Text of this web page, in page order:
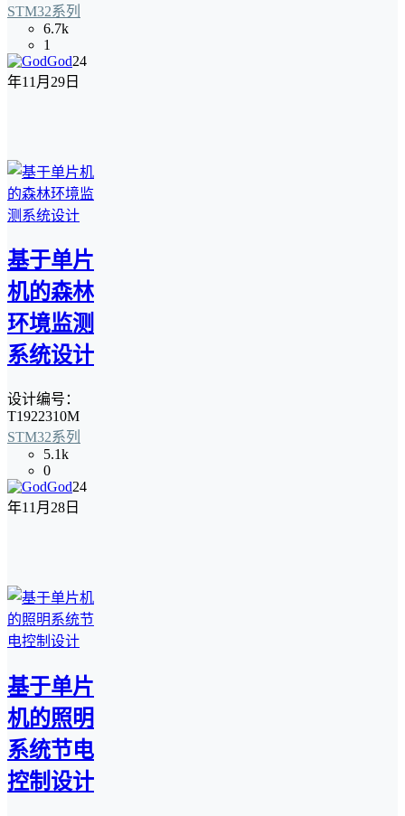
STM32系列
6.7k
1
God24
年11月29日
基于单片
机的森林
环境监测
系统设计
设计编号：
T1922310M
STM32系列
5.1k
0
God24
年11月28日
基于单片
机的照明
系统节电
控制设计